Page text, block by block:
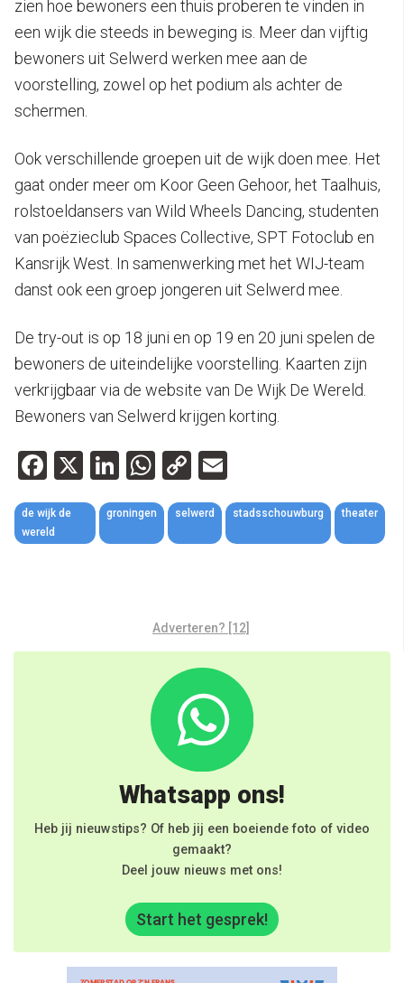
zien hoe bewoners een thuis proberen te vinden in
een wijk die steeds in beweging is. Meer dan vijftig
bewoners uit Selwerd werken mee aan de
voorstelling, zowel op het podium als achter de
schermen.
Ook verschillende groepen uit de wijk doen mee. Het
gaat onder meer om Koor Geen Gehoor, het Taalhuis,
rolstoeldansers van Wild Wheels Dancing, studenten
van poëzieclub Spaces Collective, SPT Fotoclub en
Kansrijk West. In samenwerking met het WIJ-team
danst ook een groep jongeren uit Selwerd mee.
De try-out is op 18 juni en op 19 en 20 juni spelen de
bewoners de uiteindelijke voorstelling. Kaarten zijn
verkrijgbaar via de website van De Wijk De Wereld.
Bewoners van Selwerd krijgen korting.
Facebook
X LinkedIn
WhatsApp
Copy
Link
de wijk de
wereld
groningen selwerd stadsschouwburg theater
Adverteren? [12]
Whatsapp ons!
Heb jij nieuwstips? Of heb jij een boeiende foto of video
gemaakt?
Deel jouw nieuws met ons!
Start het gesprek!